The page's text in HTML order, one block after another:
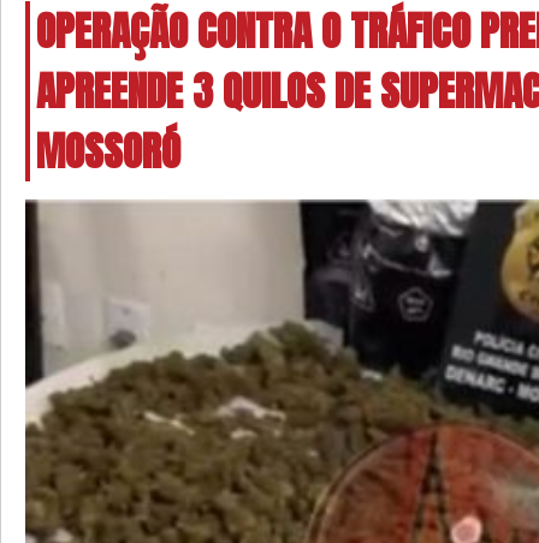
OPERAÇÃO CONTRA O TRÁFICO
APREENDE 3 QUILOS DE
MOSSORÓ